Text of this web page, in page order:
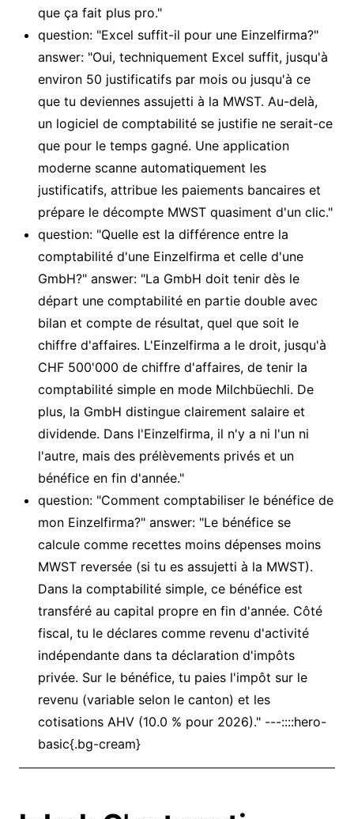
que ça fait plus pro."
question: "Excel suffit-il pour une Einzelfirma?"
answer: "Oui, techniquement Excel suffit, jusqu'à
environ 50 justificatifs par mois ou jusqu'à ce
que tu deviennes assujetti à la MWST. Au-delà,
un logiciel de comptabilité se justifie ne serait-ce
que pour le temps gagné. Une application
moderne scanne automatiquement les
justificatifs, attribue les paiements bancaires et
prépare le décompte MWST quasiment d'un clic."
question: "Quelle est la différence entre la
comptabilité d'une Einzelfirma et celle d'une
GmbH?" answer: "La GmbH doit tenir dès le
départ une comptabilité en partie double avec
bilan et compte de résultat, quel que soit le
chiffre d'affaires. L'Einzelfirma a le droit, jusqu'à
CHF 500'000 de chiffre d'affaires, de tenir la
comptabilité simple en mode Milchbüechli. De
plus, la GmbH distingue clairement salaire et
dividende. Dans l'Einzelfirma, il n'y a ni l'un ni
l'autre, mais des prélèvements privés et un
bénéfice en fin d'année."
question: "Comment comptabiliser le bénéfice de
mon Einzelfirma?" answer: "Le bénéfice se
calcule comme recettes moins dépenses moins
MWST reversée (si tu es assujetti à la MWST).
Dans la comptabilité simple, ce bénéfice est
transféré au capital propre en fin d'année. Côté
fiscal, tu le déclares comme revenu d'activité
indépendante dans ta déclaration d'impôts
privée. Sur le bénéfice, tu paies l'impôt sur le
revenu (variable selon le canton) et les
cotisations AHV (10.0 % pour 2026)." ---::::hero-
basic{.bg-cream}